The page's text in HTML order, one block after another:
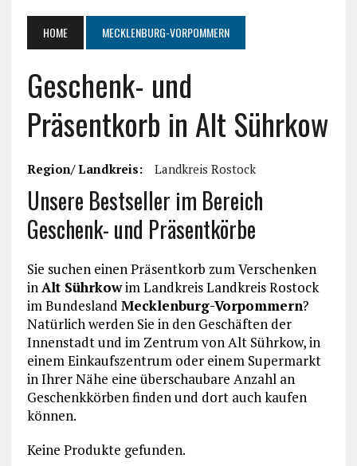
HOME MECKLENBURG-VORPOMMERN
Geschenk- und
Präsentkorb in Alt Sührkow
Region/ Landkreis: Landkreis Rostock
Unsere Bestseller im Bereich
Geschenk- und Präsentkörbe
Sie suchen einen Präsentkorb zum Verschenken
inAlt Sührkowim Landkreis Landkreis Rostock
im Bundesland Mecklenburg-Vorpommern?
Natürlich werden Sie in den Geschäften der
Innenstadt und im Zentrum von Alt Sührkow, in
einem Einkaufszentrum oder einem Supermarkt
in Ihrer Nähe eine überschaubare Anzahl an
Geschenkkörben finden und dort auch kaufen
können.
Keine Produkte gefunden.